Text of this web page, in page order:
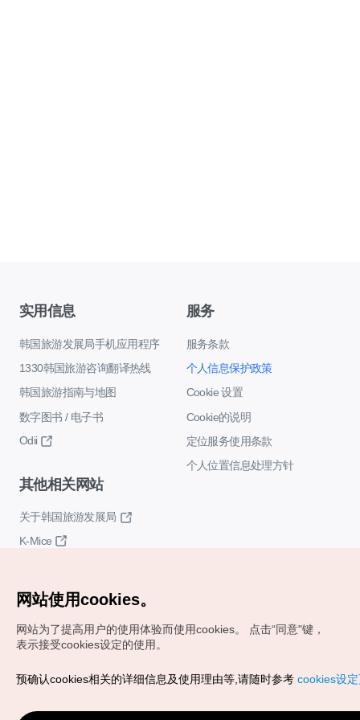
实用信息
韩国旅游发展局手机应用程序
1330韩国旅游咨询翻译热线
韩国旅游指南与地图
数字图书 / 电子书
Odii
服务
服务条款
个人信息保护政策
Cookie 设置
Cookie的说明
定位服务使用条款
个人位置信息处理方针
其他相关网站
关于韩国旅游发展局
K-Mice
Copyrights (c) 韩国旅游发展局版权所有
VISITKOREA官方邮箱
网站使用cookies。
网站为了提高用户的使用体验而使用cookies。
点击“同意"键，
表示接受cookies设定的使用。
预确认cookies相关的详细信息及使用理由等,请随时参考 cookies设